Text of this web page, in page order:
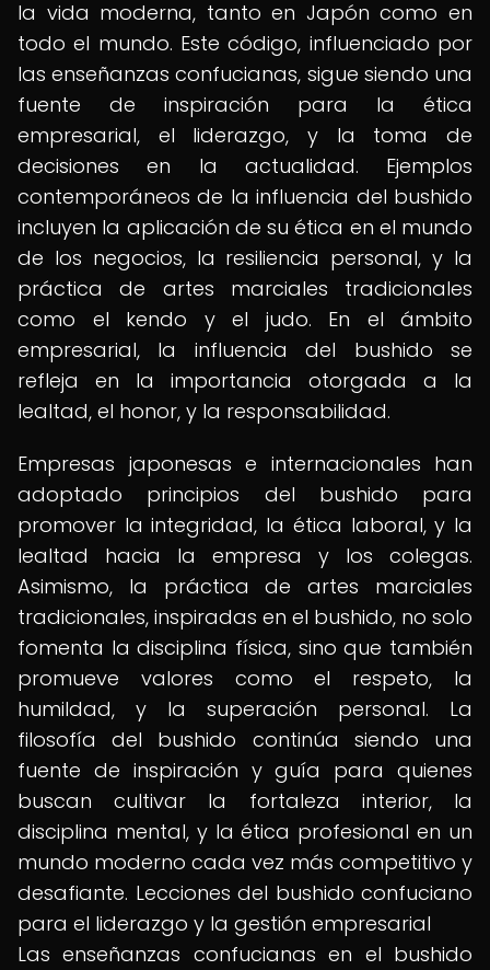
la vida moderna, tanto en Japón como en
todo el mundo. Este código, influenciado por
las enseñanzas confucianas, sigue siendo una
fuente de inspiración para la ética
empresarial, el liderazgo, y la toma de
decisiones en la actualidad. Ejemplos
contemporáneos de la influencia del bushido
incluyen la aplicación de su ética en el mundo
de los negocios, la resiliencia personal, y la
práctica de artes marciales tradicionales
como el kendo y el judo. En el ámbito
empresarial, la influencia del bushido se
refleja en la importancia otorgada a la
lealtad, el honor, y la responsabilidad.
Empresas japonesas e internacionales han
adoptado principios del bushido para
promover la integridad, la ética laboral, y la
lealtad hacia la empresa y los colegas.
Asimismo, la práctica de artes marciales
tradicionales, inspiradas en el bushido, no solo
fomenta la disciplina física, sino que también
promueve valores como el respeto, la
humildad, y la superación personal. La
filosofía del bushido continúa siendo una
fuente de inspiración y guía para quienes
buscan cultivar la fortaleza interior, la
disciplina mental, y la ética profesional en un
mundo moderno cada vez más competitivo y
desafiante. Lecciones del bushido confuciano
para el liderazgo y la gestión empresarial
Las enseñanzas confucianas en el bushido